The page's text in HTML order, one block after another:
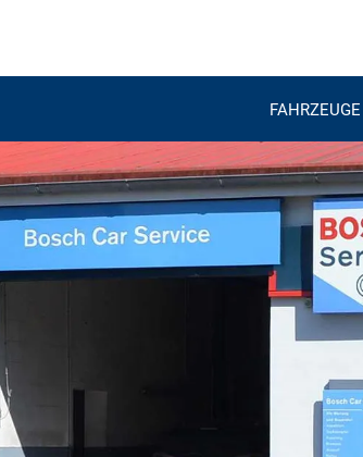
FAHRZEUGE